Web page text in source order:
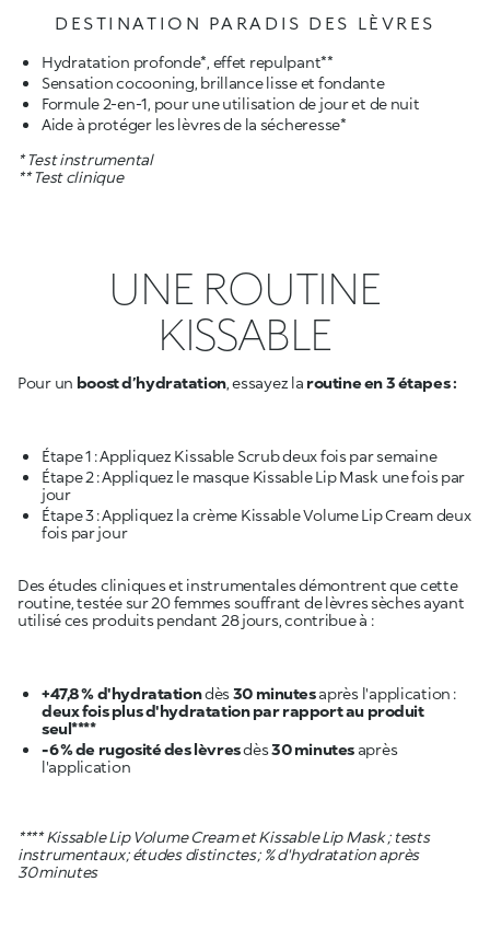
DESTINATION PARADIS DES LÈVRES
Hydratation profonde*, effet repulpant**
Sensation cocooning, brillance lisse et fondante
Formule 2-en-1, pour une utilisation de jour et de nuit
Aide à protéger les lèvres de la sécheresse*
* Test instrumental
** Test clinique
UNE ROUTINE
KISSABLE
Pour un boost d’hydratation, essayez la
Étape 1 : Appliquez Kissable Scrub deux fois par semaine
Étape 2 : Appliquez le masque Kissable Lip Mask une fois par
jour
Étape 3 : Appliquez la crème Kissable Volume Lip Cream deux
fois par jour
Des études cliniques et instrumentales démontrent que cette
routine, testée sur 20 femmes souffrant de lèvres sèches ayant
utilisé ces produits pendant 28 jours, contribue à :
+47,8 % d'hydratationdès30 minutesaprès l'application :
deux fois plus d'hydratation par rapport au produit
seul****
-6 % de rugosité des lèvresdès30 minutesaprès
l'application
**** Kissable Lip Volume Cream et Kissable Lip Mask ; tests
instrumentaux ; études distinctes ; % d'hydratation après
30 minutes